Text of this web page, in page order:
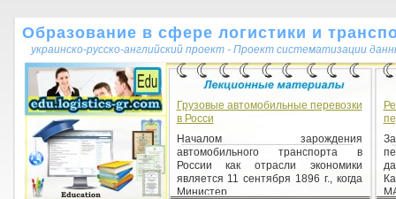
Образование в сфере логистики и
украинско-русско-английский проект - Проект систематизации
Грузовые автомобильные перевозки
в Росси
Началом зарождения
автомобильного транспорта в
России как отрасли экономики
является 11 сентября 1896 г., когда
Министер...